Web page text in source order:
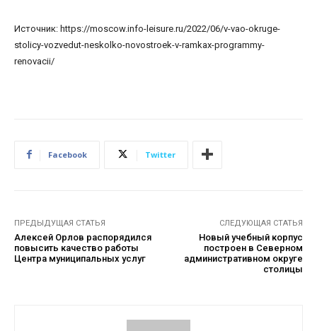
Источник: https://moscow.info-leisure.ru/2022/06/v-vao-okruge-
stolicy-vozvedut-neskolko-novostroek-v-ramkax-programmy-
renovacii/
Facebook Twitter
ПРЕДЫДУЩАЯ СТАТЬЯ
Алексей Орлов распорядился
повысить качество работы
Центра муниципальных услуг
СЛЕДУЮЩАЯ СТАТЬЯ
Новый учебный корпус
построен в Северном
административном округе
столицы